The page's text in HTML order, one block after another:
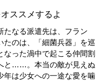
ススメするよ
たなる派遣先は、フラン
たのは、「細菌兵器」を巡
なった渦中で起こる仲間割
と……。本当の敵が見えぬ
年は少女への一途な愛を噛